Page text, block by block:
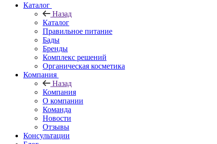
Каталог
Назад
Каталог
Правильное питание
Бады
Бренды
Комплекс решений
Органическая косметика
Компания
Назад
Компания
О компании
Команда
Новости
Отзывы
Консультации